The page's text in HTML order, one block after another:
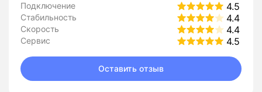
Подключение 4.5
Стабильность 4.4
Скорость 4.4
Сервис 4.5
Оставить отзыв